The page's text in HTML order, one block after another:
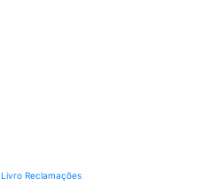
| Livro Reclamações